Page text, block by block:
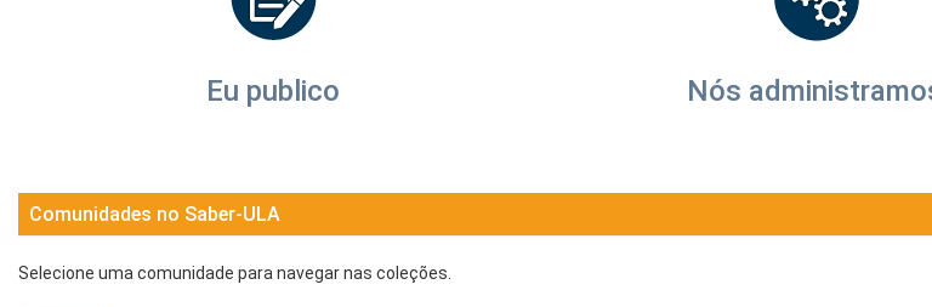
Eu publico Nós
Comunidades no Saber-ULA
Selecione uma comunidade para navegar nas coleções.